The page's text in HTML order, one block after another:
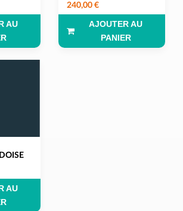
AU
240,00 €
AJOUTER AU
PANIER
AU